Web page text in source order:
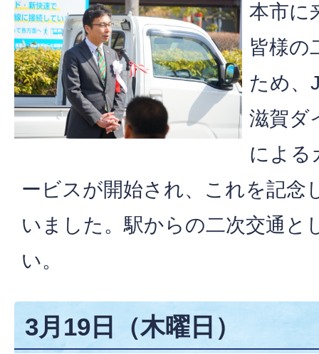
本市に
皆様の
ため、
滋賀ダ
による
ービスが開始され、これを記念
いました。駅からの二次交通と
い。
3月19日（木曜日）